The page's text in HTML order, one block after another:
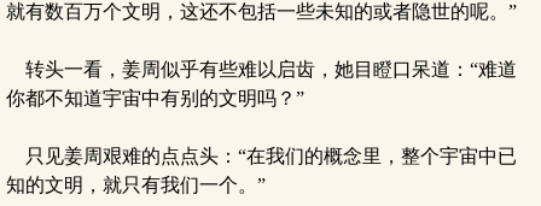
就有数百万个文明，这还不包括一些未知的或者隐世的呢。”
转头一看，姜周似乎有些难以启齿，她目瞪口呆道：“难道
你都不知道宇宙中有别的文明吗？”
只见姜周艰难的点点头：“在我们的概念里，整个宇宙中已
知的文明，就只有我们一个。”